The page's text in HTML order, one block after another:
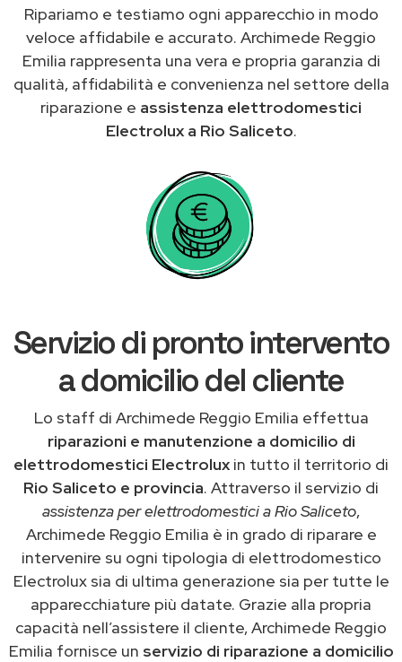
Ripariamo e testiamo ogni apparecchio in modo
veloce affidabile e accurato. Archimede Reggio
Emilia rappresenta una vera e propria garanzia di
qualità, affidabilità e convenienza nel settore della
riparazione e assistenza elettrodomestici
Electrolux a Rio Saliceto.
Servizio di pronto intervento
a domicilio del cliente
Lo staff di Archimede Reggio Emilia effettua
riparazioni e manutenzione a domicilio di
elettrodomestici Electrolux in tutto il territorio di
Rio Saliceto e provincia. Attraverso il servizio di
assistenza per elettrodomestici a Rio Saliceto,
Archimede Reggio Emilia è in grado di riparare e
intervenire su ogni tipologia di elettrodomestico
Electrolux sia di ultima generazione sia per tutte le
apparecchiature più datate. Grazie alla propria
capacità nell’assistere il cliente, Archimede Reggio
Emilia fornisce un servizio di riparazione a domicilio